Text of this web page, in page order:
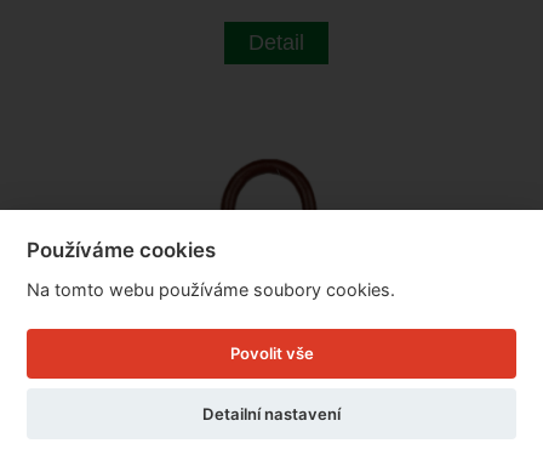
Detail
Používáme cookies
Na tomto webu používáme soubory cookies.
Povolit vše
Detailní nastavení